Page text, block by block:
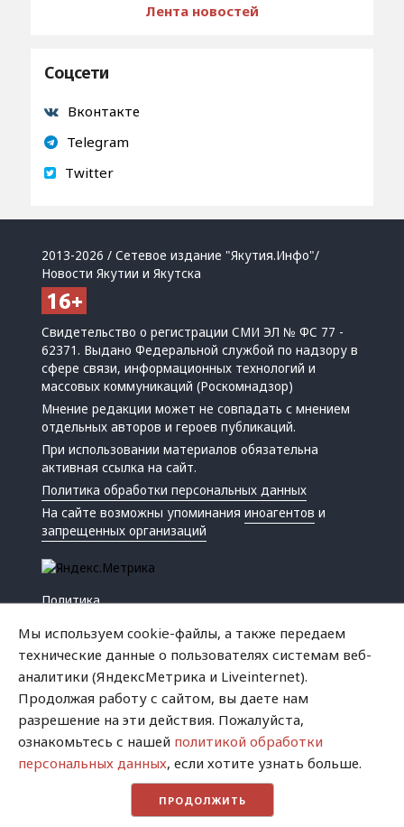
Лента новостей
Соцсети
Вконтакте
Telegram
Twitter
2013-2026 / Сетевое издание "Якутия.Инфо"/
Новости Якутии и Якутска
Свидетельство о регистрации СМИ ЭЛ № ФС 77 -
62371. Выдано Федеральной службой по надзору в
сфере связи, информационных технологий и
массовых коммуникаций (Роскомнадзор)
Мнение редакции может не совпадать с мнением
отдельных авторов и героев публикаций.
При использовании материалов обязательна
активная ссылка на сайт.
Политика обработки персональных данных
На сайте возможны упоминанияиноагентов и
запрещенных организаций
Политика
Успех
Хватит это терпеть
Мы используем cookie-файлы, а также передаем
технические данные о пользователях системам веб-
аналитики (ЯндексМетрика и Liveinternet).
Продолжая работу с сайтом, вы даете нам
разрешение на эти действия. Пожалуйста,
ознакомьтесь с нашей политикой обработки
персональных данных, если хотите узнать больше.
ПРОДОЛЖИТЬ